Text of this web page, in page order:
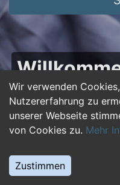
Wir verwenden
Nutzererfahrung zu
unserer Webseite
von Cookies zu. Mehr
Zustimmen
50plus-
Portal für
Du bist über 50 und
beruflichen
Jobwechsel? Auf